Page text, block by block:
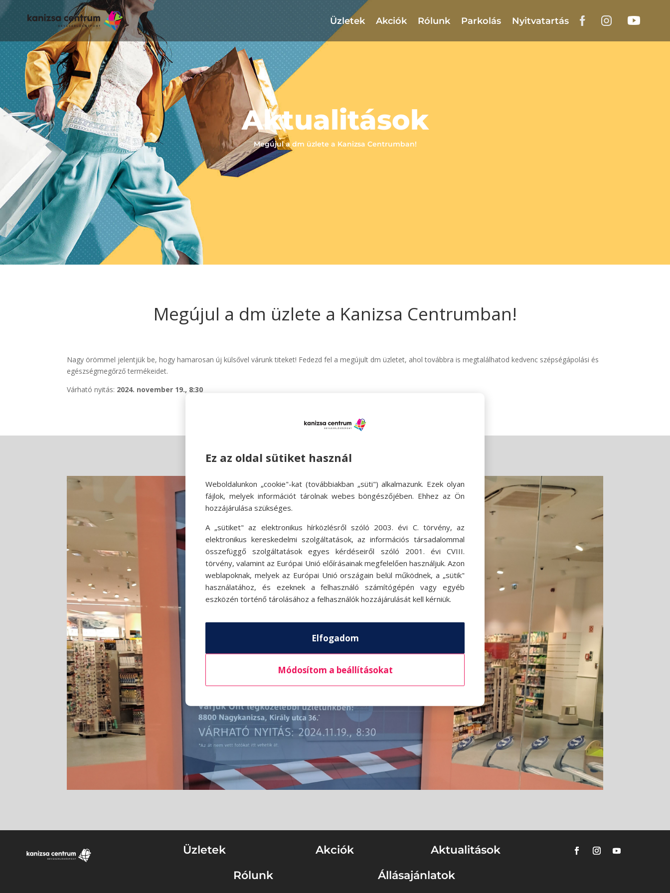
Üzletek Akciók Rólunk Parkolás Nyitvatartás
Aktualitások
Megújul a dm üzlete a Kanizsa Centrumban!
Megújul a dm üzlete a Kanizsa Centrumban!
Nagy örömmel jelentjük be, hogy hamarosan új külsővel várunk titeket! Fedezd fel a megújult dm üzletet, ahol továbbra is megtalálhatod kedvenc szépségápolási és
egészségmegőrző termékeidet.
Várható nyitás: 2024. november 19., 8:30
Üzletek Akciók
Aktualitások
Rólunk
Állásajánlatok
Ez az oldal sütiket használ
Weboldalunkon „cookie"-kat (továbbiakban „süti") alkalmazunk. Ezek olyan
fájlok, melyek információt tárolnak webes böngészőjében. Ehhez az Ön
hozzájárulása szükséges.
A „sütiket" az elektronikus hírközlésről szóló 2003. évi C. törvény, az
elektronikus kereskedelmi szolgáltatások, az információs társadalommal
összefüggő szolgáltatások egyes kérdéseiről szóló 2001. évi CVIII.
törvény, valamint az Európai Unió előírásainak megfelelően használjuk. Azon
weblapoknak, melyek az Európai Unió országain belül működnek, a „sütik"
használatához, és ezeknek a felhasználó számítógépén vagy egyéb
eszközén történő tárolásához a felhasználók hozzájárulását kell kérniük.
Elfogadom
Módosítom a beállításokat